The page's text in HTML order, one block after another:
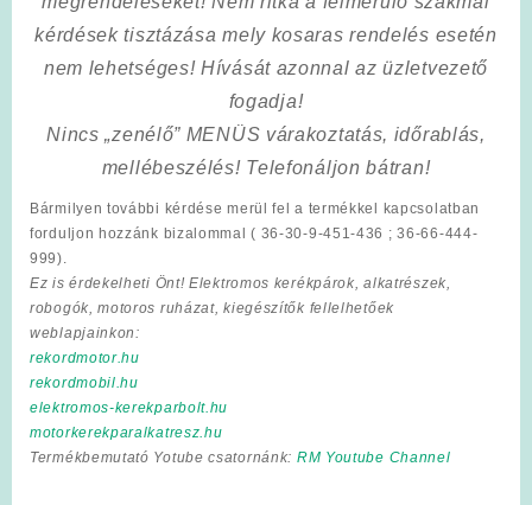
kérdések tisztázása mely kosaras rendelés esetén
nem lehetséges! Hívását azonnal az üzletvezető
fogadja!
Nincs „zenélő” MENÜS várakoztatás, időrablás,
mellébeszélés! Telefonáljon bátran!
Bármilyen további kérdése merül fel a termékkel kapcsolatban
forduljon hozzánk bizalommal ( 36-30-9-451-436 ; 36-66-444-
999).
Ez is érdekelheti Önt! Elektromos kerékpárok, alkatrészek,
robogók, motoros ruházat, kiegészítők fellelhetőek
weblapjainkon:
rekordmotor.hu
rekordmobil.hu
elektromos-kerekparbolt.hu
motorkerekparalkatresz.hu
Termékbemutató Yotube csatornánk: RM Youtube Channel